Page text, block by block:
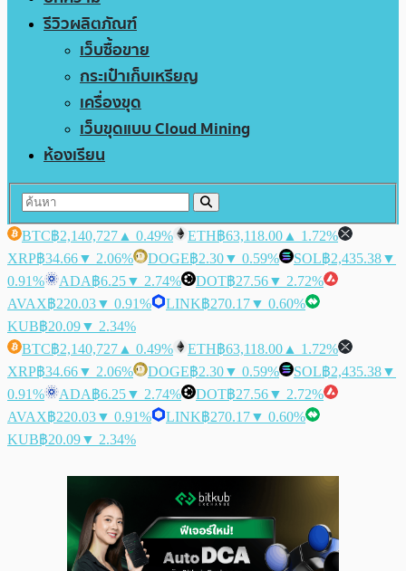
รีวิวผลิตภัณฑ์
เว็บซื้อขาย
กระเป๋าเก็บเหรียญ
เครื่องขุด
เว็บขุดแบบ Cloud Mining
ห้องเรียน
BTC฿2,140,727 ▲ 0.49% ETH฿63,118.00 ▲ 1.72%
XRP฿34.66▼ 2.06% DOGE฿2.30▼ 0.59% SOL฿2,435.38▼
0.91%
ADA฿6.25▼ 2.74% DOT฿27.56▼ 2.72%
AVAX฿220.03▼ 0.91% LINK฿270.17▼ 0.60%
KUB฿20.09▼ 2.34%
BTC฿2,140,727 ▲ 0.49% ETH฿63,118.00 ▲ 1.72%
XRP฿34.66▼ 2.06% DOGE฿2.30▼ 0.59% SOL฿2,435.38▼
0.91%
ADA฿6.25▼ 2.74% DOT฿27.56▼ 2.72%
AVAX฿220.03▼ 0.91% LINK฿270.17▼ 0.60%
KUB฿20.09▼ 2.34%